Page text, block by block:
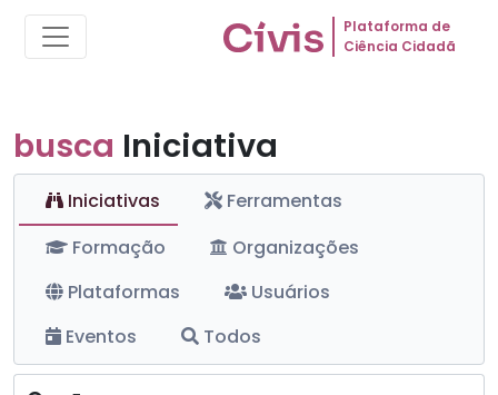
Plataforma de
Ciência Cidadã
busca Iniciativa
Iniciativas
Ferramentas
Formação
Organizações
Plataformas
Usuários
Eventos
Todos